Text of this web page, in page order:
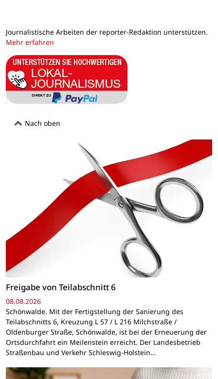
Journalistische Arbeiten der reporter-Redaktion unterstützen.
Mehr erfahren
Nach oben
Freigabe von Teilabschnitt 6
08.08.2026
Schönwalde. Mit der Fertigstellung der Sanierung des
Teilabschnitts 6, Kreuzung L 57 / L 216 Milchstraße /
Oldenburger Straße, Schönwalde, ist bei der Erneuerung der
Ortsdurchfahrt ein Meilenstein erreicht. Der Landesbetrieb
Straßenbau und Verkehr Schleswig-Holstein…